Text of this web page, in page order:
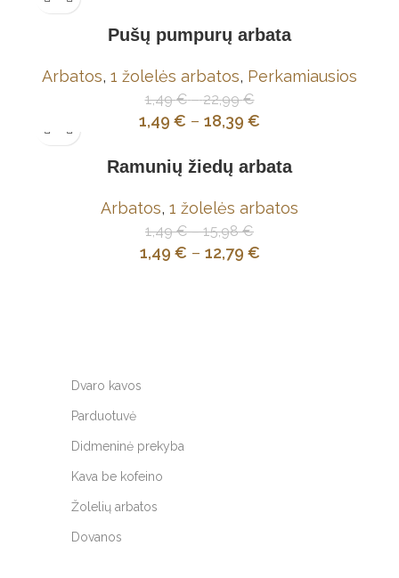
Pušų pumpurų arbata
Arbatos, 1 žolelės arbatos, Perkamiausios
1,49€ – 22,99€
1,49 € – 18,39 €
Ramunių žiedų arbata
Arbatos, 1 žolelės arbatos
1,49€ – 15,98€
1,49 € – 12,79 €
Dvaro kavos
Parduotuvė
Didmeninė prekyba
Kava be kofeino
Žolelių arbatos
Dovanos